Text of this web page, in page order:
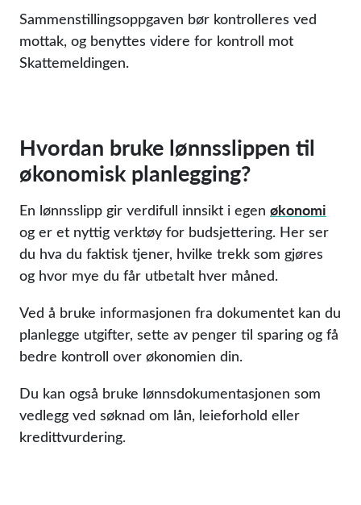
Sammenstillingsoppgaven bør kontrolleres ved
mottak, og benyttes videre for kontroll mot
Skattemeldingen.
Hvordan bruke lønnsslippen til
økonomisk planlegging?
En lønnsslipp gir verdifull innsikt i egen økonomi
og er et nyttig verktøy for budsjettering. Her ser
du hva du faktisk tjener, hvilke trekk som gjøres
og hvor mye du får utbetalt hver måned.
Ved å bruke informasjonen fra dokumentet kan du
planlegge utgifter, sette av penger til sparing og få
bedre kontroll over økonomien din.
Du kan også bruke lønnsdokumentasjonen som
vedlegg ved søknad om lån, leieforhold eller
kredittvurdering.